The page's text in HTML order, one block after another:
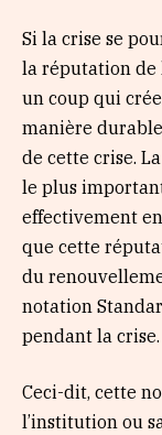
Si la crise se
la réputation
un coup qui
manière
de cette crise.
le plus
effectivement
que cette
du
notation
pendant la crise.
Ceci-dit, cette
l’institution ou